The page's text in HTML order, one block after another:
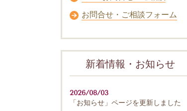
お問合せ・ご相談フォーム
新着情報・お知らせ
2026/08/03
「お知らせ」ページを更新しました